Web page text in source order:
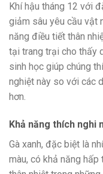
Khí hậu tháng 12 với
giảm sâu yêu cầu vật
năng điều tiết thân
tại trang trại cho thấy
sinh học giúp chúng
nghiệt này so với các
hơn.
Khả năng thích nghi
Gà xanh, đặc biệt là
màu, có khả năng